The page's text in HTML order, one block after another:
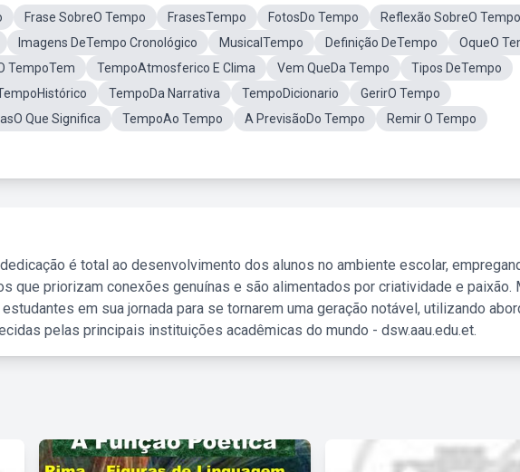
Frase SobreO Tempo FrasesTempo FotosDo Tempo
Reflexão SobreO Tempo
Imagens DeTempo Cronológico MusicalTempo Definição DeTempo
OqueO
TempoTem TempoAtmosferico E Clima Vem QueDa Tempo
Tipos DeTempo
TempoDa Narrativa TempoDicionario
GerirO Tempo
Que Significa TempoAo Tempo A PrevisãoDo Tempo
Remir O Tempo
é total ao desenvolvimento dos alunos no ambiente escolar,
que priorizam conexões genuínas e são alimentados por criatividade e paixão.
em sua jornada para se tornarem uma geração notável, utilizando
pelas principais instituições acadêmicas do mundo - dsw.aau.edu.et.